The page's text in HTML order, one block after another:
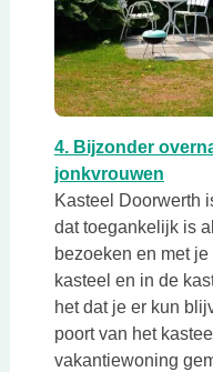
4. Bijzonder
jonkvrouwenDeze
Kasteel Doorwerth
dat toegankelijk is
bezoeken en met
kasteel en in de
het dat je er kun
poort van het
vakantiewoning